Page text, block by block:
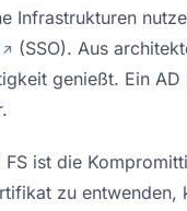
Infrastrukturen
(SSO). Aus
genießt. Ein
.
ist die
zu entwenden,